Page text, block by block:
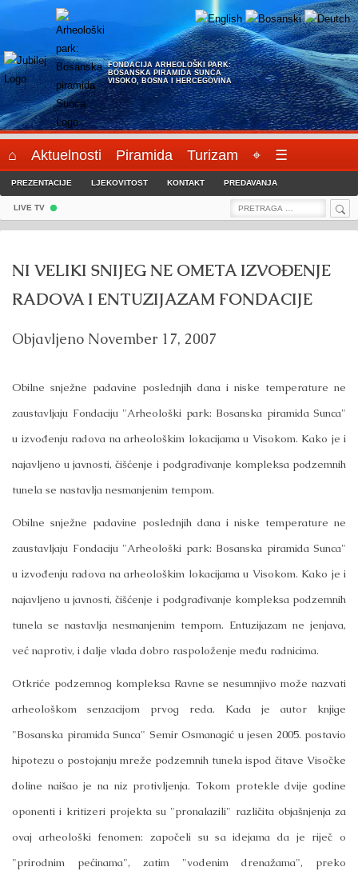
FONDACIJA ARHEOLOŠKI PARK:
BOSANSKA PIRAMIDA SUNCA
VISOKO, BOSNA I HERCEGOVINA
⌂ Aktuelnosti Piramida Turizam ⌖ ☰
PREZENTACIJE LJEKOVITOST KONTAKT PREDAVANJA
LIVE TV
Search
NI VELIKI SNIJEG NE OMETA IZVOĐENJE
RADOVA I ENTUZIJAZAM FONDACIJE
Objavljeno November 17, 2007
Obilne snježne padavine poslednjih dana i niske temperature ne
zaustavljaju Fondaciju "Arheološki park: Bosanska piramida Sunca"
u izvođenju radova na arheološkim lokacijama u Visokom. Kako je i
najavljeno u javnosti, čišćenje i podgrađivanje kompleksa podzemnih
tunela se nastavlja nesmanjenim tempom.
Obilne snježne padavine poslednjih dana i niske temperature ne
zaustavljaju Fondaciju "Arheološki park: Bosanska piramida Sunca"
u izvođenju radova na arheološkim lokacijama u Visokom. Kako je i
najavljeno u javnosti, čišćenje i podgrađivanje kompleksa podzemnih
tunela se nastavlja nesmanjenim tempom. Entuzijazam ne jenjava,
već naprotiv, i dalje vlada dobro raspoloženje među radnicima.
Otkriće podzemnog kompleksa Ravne se nesumnjivo može nazvati
arheološkom senzacijom prvog reda. Kada je autor knjige
"Bosanska piramida Sunca" Semir Osmanagić u jesen 2005. postavio
hipotezu o postojanju mreže podzemnih tunela ispod čitave Visočke
doline naišao je na niz protivljenja. Tokom protekle dvije godine
oponenti i kritizeri projekta su "pronalazili" različita objašnjenja za
ovaj arheološki fenomen: započeli su sa idejama da je riječ o
"prirodnim pećinama", zatim "vodenim drenažama", preko